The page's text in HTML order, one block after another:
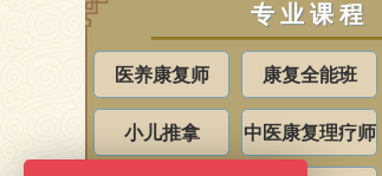
专业课程
医养康复师 康复全能班
小儿推拿 中医康复理疗师